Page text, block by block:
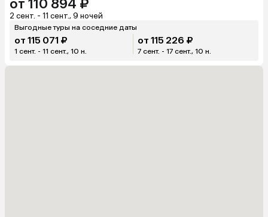
от 110 894 ₽
2 сент. - 11 сент., 9 ночей
Выгодные туры на соседние даты
от 115 071 ₽
1 сент. - 11 сент., 10 н.
от 115 226 ₽
7 сент. - 17 сент., 10 н.